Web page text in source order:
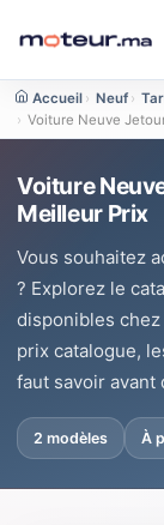
Accueil › Neuf ›
› Voiture Neuve
Voiture
Meilleur Prix
Vous souhaitez
? Explorez le
disponibles
prix catalogue,
faut savoir avant
2 modèles À